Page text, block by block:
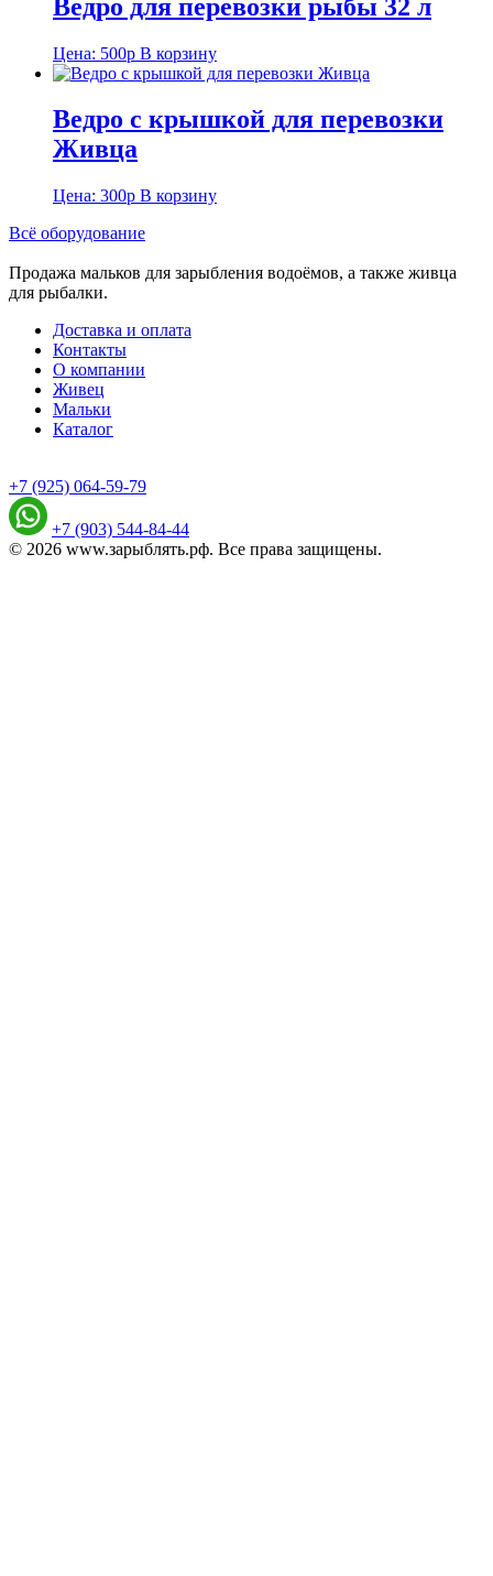
Ведро для перевозки рыбы 32 л
Цена: 500р В корзину
Ведро с крышкой для перевозки
Живца
Цена: 300р В корзину
Всё оборудование
Продажа мальков для зарыбления водоёмов, а также живца
для рыбалки.
Доставка и оплата
Контакты
О компании
Живец
Мальки
Каталог
+7 (925) 064-59-79
+7 (903) 544-84-44
© 2026 www.зарыблять.рф. Все права защищены.